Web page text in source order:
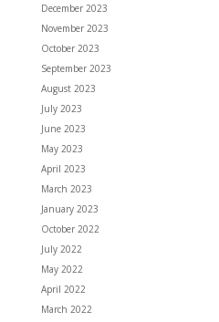
December 2023
November 2023
October 2023
September 2023
August 2023
July 2023
June 2023
May 2023
April 2023
March 2023
January 2023
October 2022
July 2022
May 2022
April 2022
March 2022